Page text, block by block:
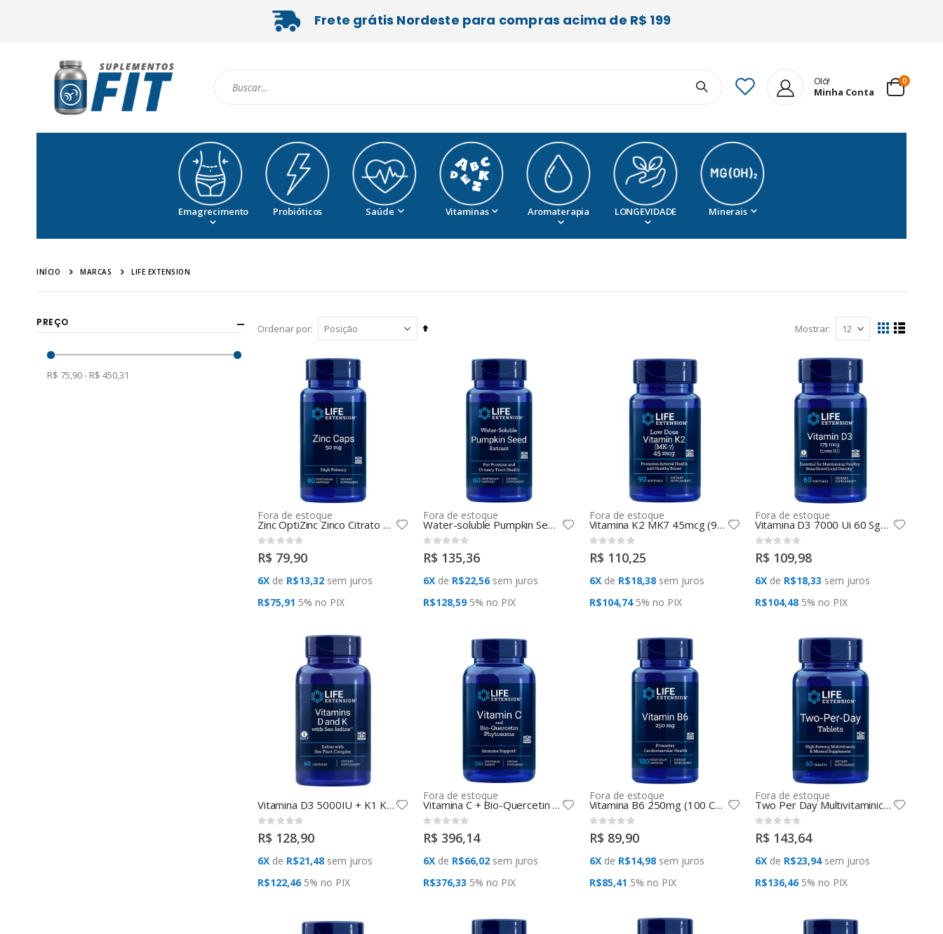
Frete grátis Nordeste para compras acima de R$ 199
Olá!
Minha Conta Cart
0itens
Emagrecimento Probióticos Saúde Vitaminas Aromaterapia LONGEVIDADE Minerais
INÍCIO MARCAS LIFE EXTENSION
Ordenar por
Definir
Decrescente
Mostrar
VerGrade
Lista
Fora de estoque
Zinc OptiZinc Zinco Citrato 50mg (90 VCAPS) Life Extension
Rating:
0%
R$ 79,90
6X de R$13,32 sem juros
R$75,91 5% no PIX
Fora de estoque
Water-soluble Pumpkin Seed Extract (60 Caps) Life Extension
Rating:
0%
R$ 135,36
6X de R$22,56 sem juros
R$128,595% no PIX
Fora de estoque
Vitamina K2 MK7 45mcg (90 SGels) Life Extension
Rating:
0%
R$ 110,25
6Xde R$18,38 sem juros
R$104,745% no PIX
Fora de estoque
Vitamina D3 7000 Ui 60 Sgels Life Extension
Rating:
0%
R$ 109,98
6Xde R$18,33 sem juros
R$104,485% no PIX
Vitamina D3 5000IU + K1 K2 MK7 210mcg 60 CAPS Life Extension
Rating:
0%
R$ 128,90
6X de R$21,48 sem juros
R$122,46 5% no PIX
Fora de estoque
Vitamina C + Bio-Quercetin Phytosom 250vcaps Life Extension
Rating:
0%
R$ 396,14
6X de R$66,02 sem juros
R$376,33 5% no PIX
Fora de estoque
Vitamina B6 250mg (100 Caps) Life Extension
Rating:
0%
R$ 89,90
6Xde R$14,98 sem juros
R$85,41 5% no PIX
Fora de estoque
Two Per Day Multivitaminico (60 TABLETS) Life Extension
Rating:
0%
R$ 143,64
6Xde R$23,94 sem juros
R$136,465% no PIX
PREÇO
R$ 75,90 - R$ 450,31